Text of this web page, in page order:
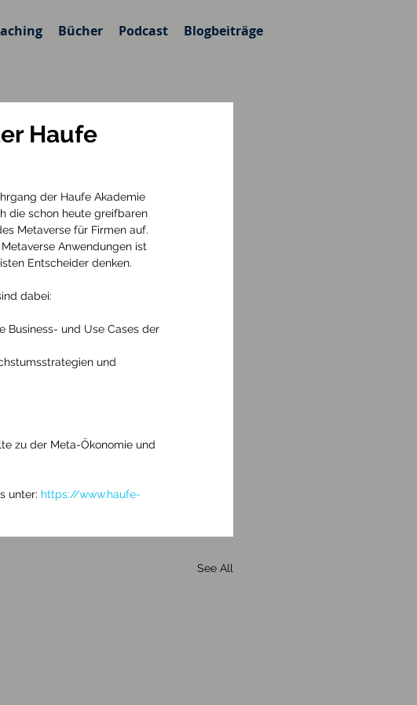
Bücher Podcast Blogbeiträge
Haufe
der Haufe Akademie
die schon heute greifbaren
Metaverse für Firmen auf.
Anwendungen ist
Entscheider denken.
dabei:
Business- und Use Cases der
und
zu der Meta-Ökonomie und
unter: https://www.haufe-
See All